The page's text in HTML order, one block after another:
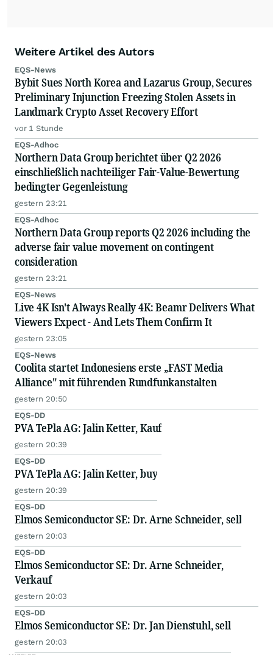
Weitere Artikel des Autors
EQS-News
Bybit Sues North Korea and Lazarus Group, Secures
Preliminary Injunction Freezing Stolen Assets in
Landmark Crypto Asset Recovery Effort
vor 1 Stunde
EQS-Adhoc
Northern Data Group berichtet über Q2 2026
einschließlich nachteiliger Fair-Value-Bewertung
bedingter Gegenleistung
gestern 23:21
EQS-Adhoc
Northern Data Group reports Q2 2026 including the
adverse fair value movement on contingent
consideration
gestern 23:21
EQS-News
Live 4K Isn't Always Really 4K: Beamr Delivers What
Viewers Expect - And Lets Them Confirm It
gestern 23:05
EQS-News
Coolita startet Indonesiens erste „FAST Media
Alliance" mit führenden Rundfunkanstalten
gestern 20:50
EQS-DD
PVA TePla AG: Jalin Ketter, Kauf
gestern 20:39
EQS-DD
PVA TePla AG: Jalin Ketter, buy
gestern 20:39
EQS-DD
Elmos Semiconductor SE: Dr. Arne Schneider, sell
gestern 20:03
EQS-DD
Elmos Semiconductor SE: Dr. Arne Schneider,
Verkauf
gestern 20:03
EQS-DD
Elmos Semiconductor SE: Dr. Jan Dienstuhl, sell
gestern 20:03